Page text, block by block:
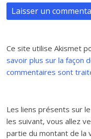
Ce site utilise Akismet
savoir plus sur la façon
commentaires sont
Les liens présents sur
les suivant, vous allez
partie du montant de la